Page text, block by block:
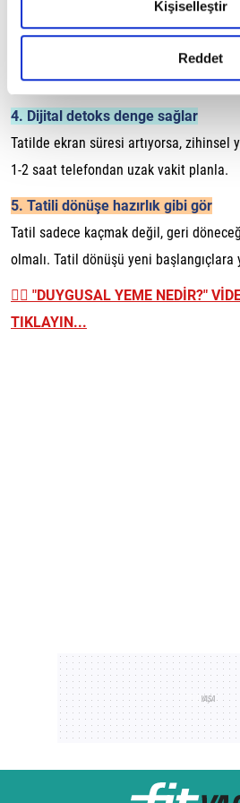
okumak ve sitemizi ziyaretiniz
gerçekleştirilen veri işleme
detaylı bilgi almak için lütfen
Kişiselleştir
Reddet
3. Egzersiz şart değil, hareket şart
Spor salonu yerine doğada yürüyüş
hareketsiz bırakma ama zorunluluk
4. Dijital detoks denge sağlar
Tatilde ekran süresi artıyorsa, zihinsel
1-2 saat telefondan uzak vakit planla.
5. Tatili dönüşe hazırlık gibi gör
Tatil sadece kaçmak değil, geri
olmalı. Tatil dönüşü yeni
👉🏼 "DUYGUSAL YEME NEDİR?"
TIKLAYIN...